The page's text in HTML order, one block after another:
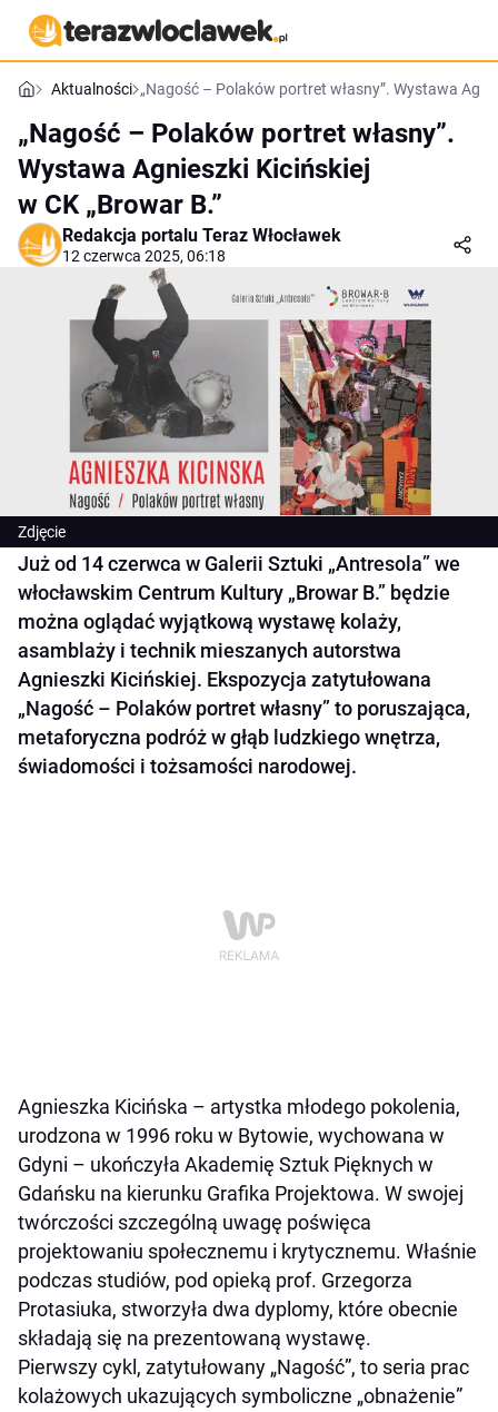
Aktualności „Nagość – Polaków portret własny”. Wystawa
„Nagość – Polaków portret własny”.
Wystawa Agnieszki Kicińskiej
w CK „Browar B.”
Redakcja portalu Teraz Włocławek
12 czerwca 2025, 06:18
Zdjęcie
Już od 14 czerwca w Galerii Sztuki „Antresola” we
włocławskim Centrum Kultury „Browar B.” będzie
można oglądać wyjątkową wystawę kolaży,
asamblaży i technik mieszanych autorstwa
Agnieszki Kicińskiej. Ekspozycja zatytułowana
„Nagość – Polaków portret własny” to poruszająca,
metaforyczna podróż w głąb ludzkiego wnętrza,
świadomości i tożsamości narodowej.
Agnieszka Kicińska – artystka młodego pokolenia,
urodzona w 1996 roku w Bytowie, wychowana w
Gdyni – ukończyła Akademię Sztuk Pięknych w
Gdańsku na kierunku Grafika Projektowa. W swojej
twórczości szczególną uwagę poświęca
projektowaniu społecznemu i krytycznemu. Właśnie
podczas studiów, pod opieką prof. Grzegorza
Protasiuka, stworzyła dwa dyplomy, które obecnie
składają się na prezentowaną wystawę.
Pierwszy cykl, zatytułowany „Nagość”, to seria prac
kolażowych ukazujących symboliczne „obnażenie”